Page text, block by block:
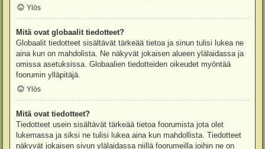
Ylös
Mitä ovat globaalit tiedotteet?
Globaalit tiedotteet sisältävät tärkeää tietoa ja sinun tulisi lukea ne
aina kun on mahdolista. Ne näkyvät jokaisen alueen ylälaidassa ja
omissa asetuksissa. Globaalien tiedotteiden oikeudet myöntää
foorumin ylläpitäjä.
Ylös
Mitä ovat tiedotteet?
Tiedotteet usein sisältävät tärkeää tietoa foorumista jota olet
lukemassa ja siksi ne tulisi lukea aina kun mahdollista. Tiedotteet
näkyvät jokaisen sivun ylälaidassa niillä foorumeilla joihin ne on